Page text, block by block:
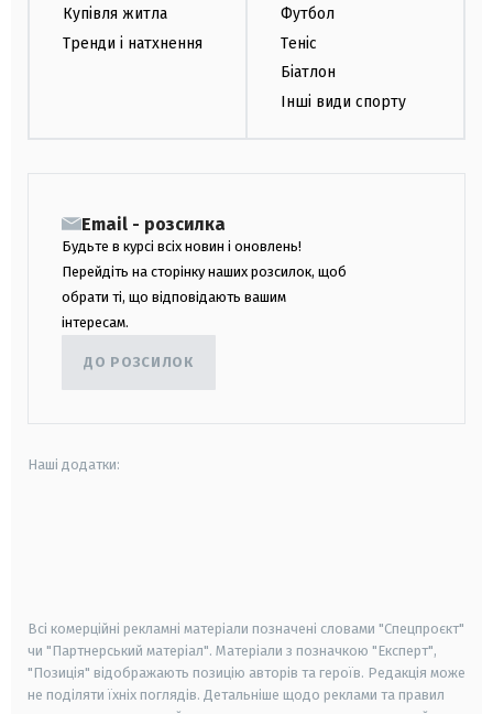
Купівля житла
Тренди і натхнення
Футбол
Теніс
Біатлон
Інші види спорту
Email - розсилка
Будьте в курсі всіх новин і оновлень!
Перейдіть на сторінку наших розсилок, щоб
обрати ті, що відповідають вашим
інтересам.
ДО РОЗСИЛОК
Наші додатки:
Всі комерційні рекламні матеріали позначені словами "Спецпроєкт"
чи "Партнерський матеріал". Матеріали з позначкою "Експерт",
"Позиція" відображають позицію авторів та героїв. Редакція може
не поділяти їхніх поглядів. Детальніше щодо реклами та правил